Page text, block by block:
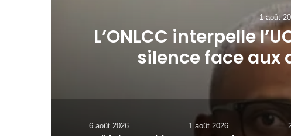
20
Baccalauréat 2026 : le
d’échecs majeurs
6 août 2026 1 août 2026